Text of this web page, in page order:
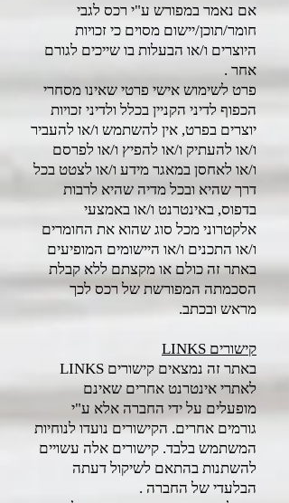
אם נאמר במפורש ע"י רכס לגבי
חומר/תוכן/יישום מסוים כי זכויות
היוצרים ו/או הבעלות בו שייכים לגורם
אחר .
פרט לשימוש אישי פרטי שאינו מסחרי
הכפוף לדיני הקניין בכלל ולדיני זכויות
יוצרים בפרט, אין להשתמש ו/או להעביר
ו/או להעתיק ו/או להפיץ ו/או לפרסם
ו/או לאחסן במאגר מידע ו/או לצטט בכל
דרך שהיא ובכל מדיה שהיא לרבות
בדפוס, באינטרנט ו/או באמצעי
אלקטרוני מכל סוג שהוא את החומרים
ו/או התכנים ו/או היישומים המופיעים
באתר זה כולם או מקצתם ללא קבלת
הסכמתה המפורשת של רכס לכך
מראש ובכתב.
קישורים LINKS
באתר זה נמצאים קישורים LINKS
לאתרי אינטרנט אחרים שאינם
מופעלים על ידי החברה אלא ע"י
גורמים אחרים. הקישורים נועדו לנוחיות
המשתמש בלבד. קישורים אלה עשויים
להשתנות בהתאם לשיקול דעתה
הבלעדי של החברה .